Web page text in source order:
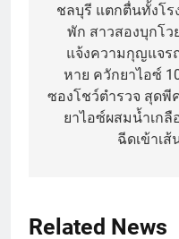
navigation
ชลบุรี แตกตื่นทั้งโร
พัก สาวสองบุกโว
แจ้งความกุญแจร
หาย ควักยาไอซ์
ซองโชว์ตำรวจ สุดพี
ยาไอซ์ผสมน้ำเกลื
ฉีดเข้าเส้
Related News